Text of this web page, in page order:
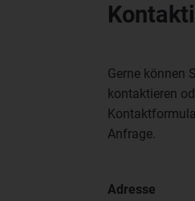
Gerne können
kontaktieren
Anfrage.
Adresse